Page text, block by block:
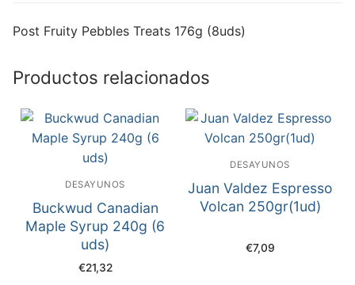
Post Fruity Pebbles Treats 176g (8uds)
Productos relacionados
DESAYUNOS
Buckwud Canadian
Maple Syrup 240g (6
uds)
€21,32
DESAYUNOS
Juan Valdez Espresso
Volcan 250gr(1ud)
€7,09